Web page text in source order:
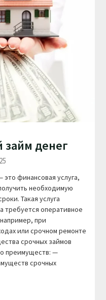
займ денег
финансовая услуга,
необходимую
Такая услуга
требуется оперативное
при
или срочном ремонте
срочных займов
преимуществ: —
срочных